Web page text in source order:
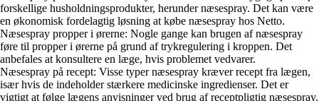
forskellige husholdningsprodukter, herunder næsespray. Det kan være
en økonomisk fordelagtig løsning at købe næsespray hos Netto.
Næsespray propper i ørerne: Nogle gange kan brugen af næsespray
føre til propper i ørerne på grund af trykregulering i kroppen. Det
anbefales at konsultere en læge, hvis problemet vedvarer.
Næsespray på recept: Visse typer næsespray kræver recept fra lægen,
især hvis de indeholder stærkere medicinske ingredienser. Det er
vigtigt at følge lægens anvisninger ved brug af receptpligtig næsespray.